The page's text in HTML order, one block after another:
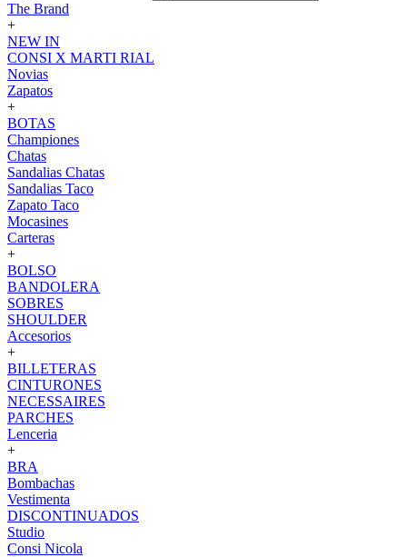
The Brand
+
NEW IN
CONSI X MARTI RIAL
Novias
Zapatos
+
BOTAS
Championes
Chatas
Sandalias Chatas
Sandalias Taco
Zapato Taco
Mocasines
Carteras
+
BOLSO
BANDOLERA
SOBRES
SHOULDER
Accesorios
+
BILLETERAS
CINTURONES
NECESSAIRES
PARCHES
Lenceria
+
BRA
Bombachas
Vestimenta
DISCONTINUADOS
Studio
Consi Nicola